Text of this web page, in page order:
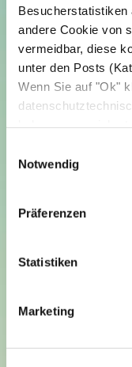
Besucherstatistiken
andere Cookie von
vermeidbar, diese
unter den Posts
Wenn Sie auf "Ok"
Notwendig
Präferenzen
Statistiken
Marketing
A blog about